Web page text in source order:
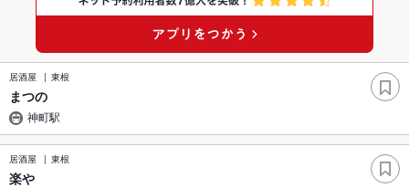
居酒屋 東根
まつの
神町駅
居酒屋 東根
楽や